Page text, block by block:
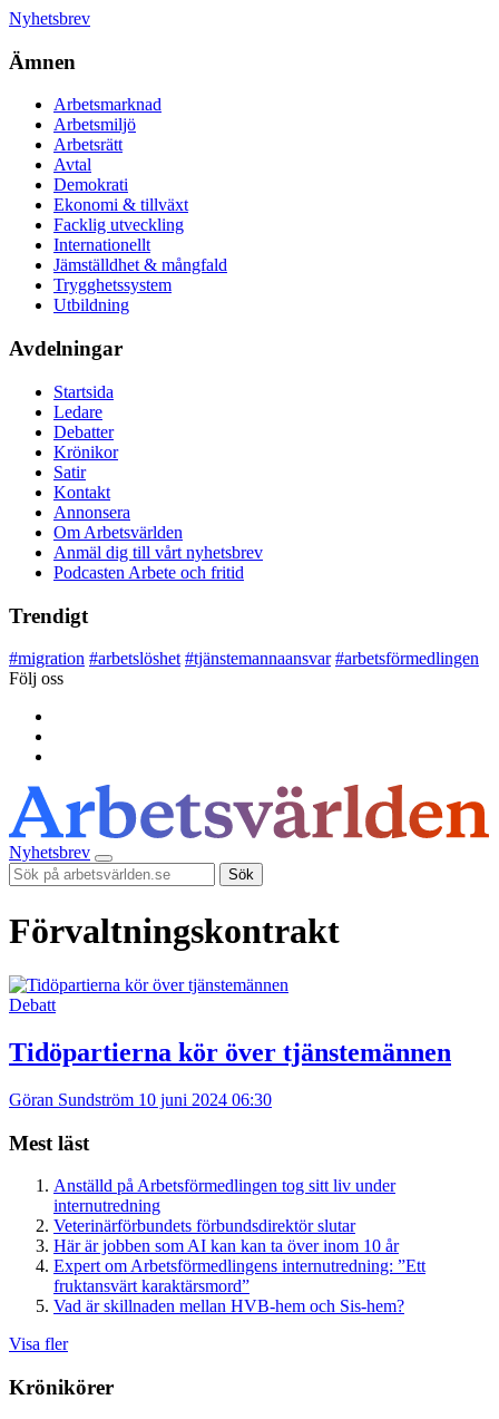
Nyhetsbrev
Ämnen
Arbetsmarknad
Arbetsmiljö
Arbetsrätt
Avtal
Demokrati
Ekonomi & tillväxt
Facklig utveckling
Internationellt
Jämställdhet & mångfald
Trygghetssystem
Utbildning
Avdelningar
Startsida
Ledare
Debatter
Krönikor
Satir
Kontakt
Annonsera
Om Arbetsvärlden
Anmäl dig till vårt nyhetsbrev
Podcasten Arbete och fritid
Trendigt
#migration #arbetslöshet #tjänstemannaansvar #arbetsförmedlingen
Följ oss
Nyhetsbrev
Sök
Förvaltningskontrakt
Debatt
Tidöpartierna kör över tjänstemännen
Göran Sundström 10 juni 2024 06:30
Mest läst
Anställd på Arbetsförmedlingen tog sitt liv under
internutredning
Veterinärförbundets förbundsdirektör slutar
Här är jobben som AI kan kan ta över inom 10 år
Expert om Arbetsförmedlingens internutredning: ”Ett
fruktansvärt karaktärsmord”
Vad är skillnaden mellan HVB-hem och Sis-hem?
Visa fler
Krönikörer